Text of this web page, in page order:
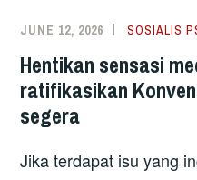
JUNE 12, 2026 SOSIALIS
Hentikan sensasi
ratifikasikan
segera
Jika terdapat isu yang